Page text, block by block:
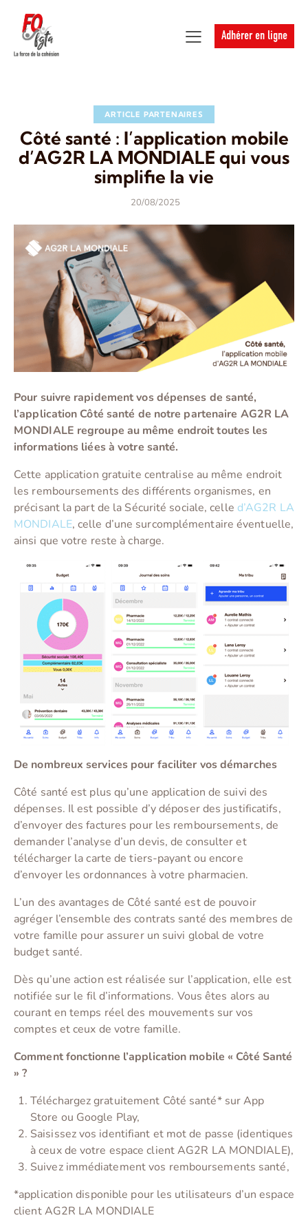
Adhérer en ligne
ARTICLE PARTENAIRES
Côté santé : l’application mobile
d’AG2R LA MONDIALE qui vous
simplifie la vie
20/08/2025
Pour suivre rapidement vos dépenses de santé,
l’application Côté santé de notre partenaire AG2R LA
MONDIALE regroupe au même endroit toutes les
informations liées à votre santé.
Cette application gratuite centralise au même endroit
les remboursements des différents organismes, en
précisant la part de la Sécurité sociale, celle d’AG2R LA
MONDIALE, celle d’une surcomplémentaire éventuelle,
ainsi que votre reste à charge.
De nombreux services pour faciliter vos démarches
Côté santé est plus qu’une application de suivi des
dépenses. Il est possible d’y déposer des justificatifs,
d’envoyer des factures pour les remboursements, de
demander l’analyse d’un devis, de consulter et
télécharger la carte de tiers-payant ou encore
d’envoyer les ordonnances à votre pharmacien.
L’un des avantages de Côté santé est de pouvoir
agréger l’ensemble des contrats santé des membres de
votre famille pour assurer un suivi global de votre
budget santé.
Dès qu’une action est réalisée sur l’application, elle est
notifiée sur le fil d’informations. Vous êtes alors au
courant en temps réel des mouvements sur vos
comptes et ceux de votre famille.
Comment fonctionne l’application mobile « Côté Santé
» ?
Téléchargez gratuitement Côté santé* sur App
Store ou Google Play,
Saisissez vos identifiant et mot de passe (identiques
à ceux de votre espace client AG2R LA MONDIALE),
Suivez immédiatement vos remboursements santé,
*application disponible pour les utilisateurs d’un espace
client AG2R LA MONDIALE